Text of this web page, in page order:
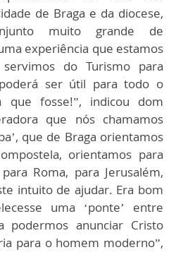
de Braga e da diocese,
muito grande de
experiência que estamos
do Turismo para
ser útil para todo o
que fosse!”, indicou dom
que nós chamamos
que de Braga orientamos
orientamos para
Roma, para Jerusalém,
intuito de ajudar. Era bom
uma ‘ponte’ entre
podermos anunciar Cristo
para o homem moderno”,